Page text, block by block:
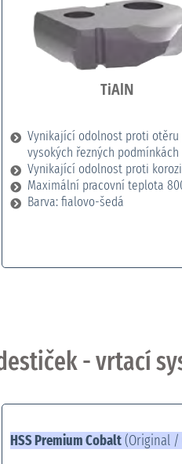
TiAlN
Vynikající odolnost proti otěru
vysokých řezných podmínkách
Vynikající odolnost proti korozi
Maximální pracovní teplota
Barva: fialovo-šedá
- vrtací
HSS Premium Cobalt(Original /